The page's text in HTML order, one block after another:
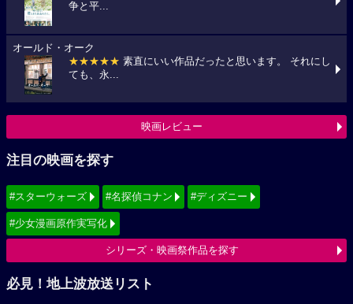
争と平...
オールド・オーク
★★★★★ 素直にいい作品だったと思います。 それにし
ても、永...
映画レビュー
注目の映画を探す
#スターウォーズ #名探偵コナン #ディズニー
#少女漫画原作実写化
シリーズ・映画祭作品を探す
必見！地上波放送リスト